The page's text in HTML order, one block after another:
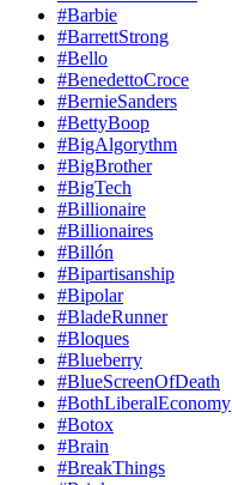
#Barbie
#BarrettStrong
#Bello
#BenedettoCroce
#BernieSanders
#BettyBoop
#BigAlgorythm
#BigBrother
#BigTech
#Billionaire
#Billionaires
#Billón
#Bipartisanship
#Bipolar
#BladeRunner
#Bloques
#Blueberry
#BlueScreenOfDeath
#BothLiberalEconomy
#Botox
#Brain
#BreakThings